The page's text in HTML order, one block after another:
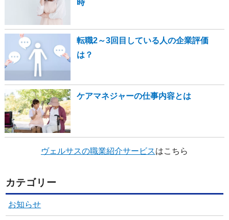
時
転職2～3回目している人の企業評価
は？
ケアマネジャーの仕事内容とは
ヴェルサスの職業紹介サービスはこちら
カテゴリー
お知らせ